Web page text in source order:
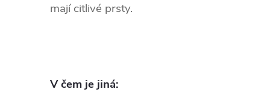
mají citlivé prsty.
V čem je jiná: